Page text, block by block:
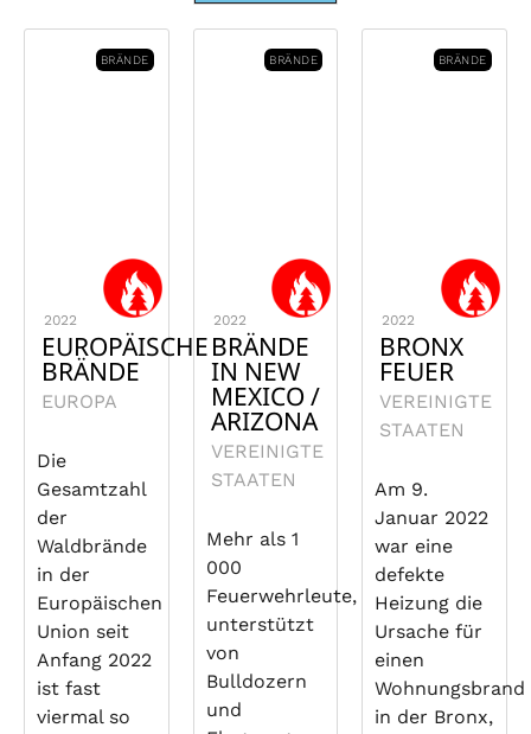
BRÄNDE
2022
EUROPÄISCHE
BRÄNDE
EUROPA
Die
Gesamtzahl
der
Waldbrände
in der
Europäischen
Union seit
Anfang 2022
ist fast
viermal so
BRÄNDE
2022
BRÄNDE
IN NEW
MEXICO /
ARIZONA
VEREINIGTE
STAATEN
Mehr als 1
000
Feuerwehrleute,
unterstützt
von
Bulldozern
und
BRÄNDE
2022
BRONX
FEUER
VEREINIGTE
STAATEN
Am 9.
Januar 2022
war eine
defekte
Heizung die
Ursache für
einen
Wohnungsbrand
in der Bronx,